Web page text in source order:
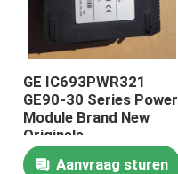
Producten
Ongeveer ons
Fabrieksreis
GE IC693PWR321
GE90-30 Series Power
Module Brand New
Originele
Aanvraag sturen